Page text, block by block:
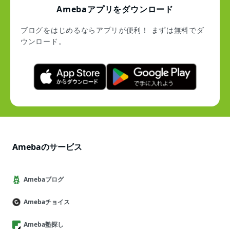
Amebaアプリをダウンロード
ブログをはじめるならアプリが便利！ まずは無料でダ
ウンロード。
Amebaのサービス
Amebaブログ
Amebaチョイス
Ameba塾探し